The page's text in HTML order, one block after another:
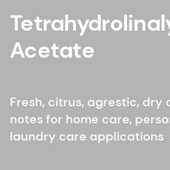
Acetate
Fresh, citrus, agrestic, dry
notes for home care,
laundry care applications